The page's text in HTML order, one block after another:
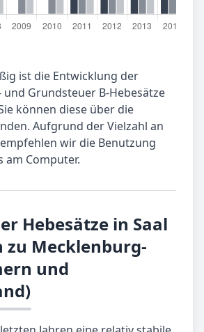
ist die Entwicklung der
und Grundsteuer B-Hebesätze
können diese über die
Aufgrund der Vielzahl an
wir die Benutzung
am Computer.
Hebesätze in Saal
zu Mecklenburg-
und